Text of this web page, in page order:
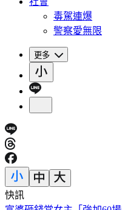
毒駕連爆
警察愛無限
更多
快訊